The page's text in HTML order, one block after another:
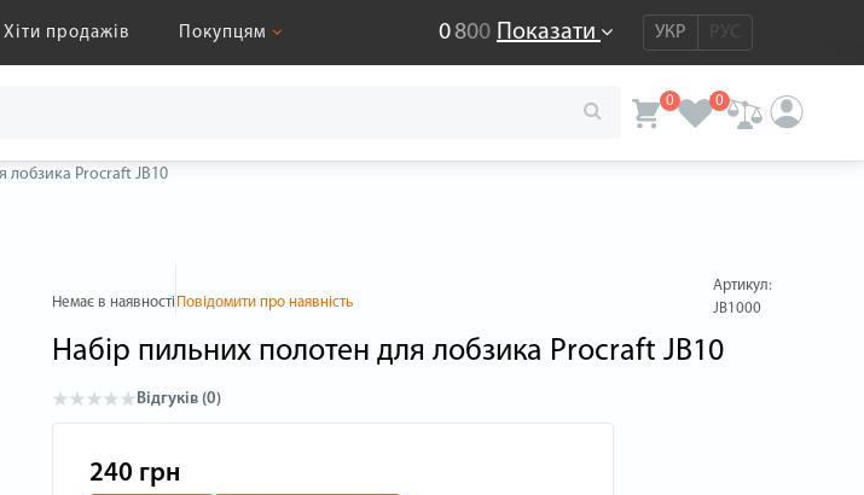
Хіти продажів Покупцям 0800 Показати УКР РУС
0 0
лобзика Procraft JB10
Немає в наявності Повідомити про наявність
Артикул:
JB1000
Набір пильних полотен для лобзика Procraft JB10
Відгуків (0)
240 грн